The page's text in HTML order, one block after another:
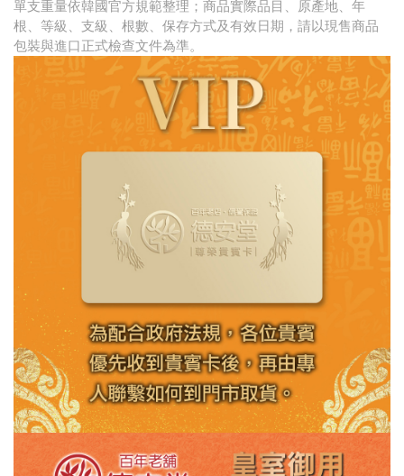
單支重量依韓國官方規範整理；商品實際品目、原產地、年
根、等級、支級、根數、保存方式及有效日期，請以現售商品
包裝與進口正式檢查文件為準。